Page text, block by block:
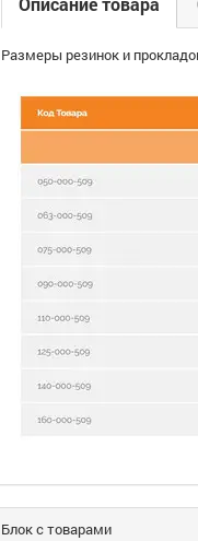
Размеры резинок и
Блок с товарами